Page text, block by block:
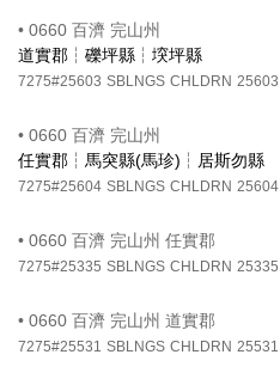
• 0660 百濟 完山州
道實郡┆礫坪縣┆堗坪縣
7275#25603 SBLNGS CHLDRN 25603
• 0660 百濟 完山州
任實郡┆馬突縣(馬珍)┆居斯勿縣
7275#25604 SBLNGS CHLDRN 25604
• 0660 百濟 完山州 任實郡
7275#25335 SBLNGS CHLDRN 25335
• 0660 百濟 完山州 道實郡
7275#25531 SBLNGS CHLDRN 25531